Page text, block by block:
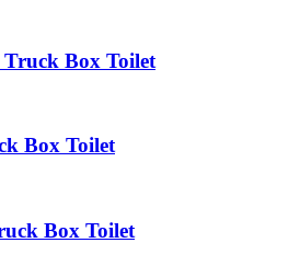
Box Toilet
Box Toilet
Box Toilet